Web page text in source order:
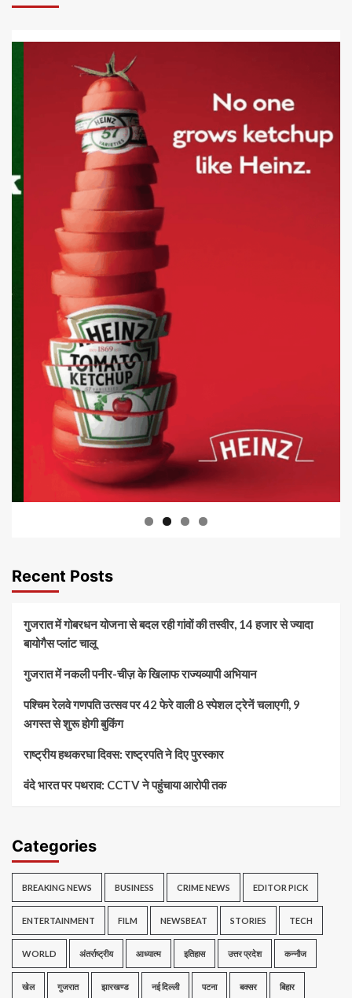
Recent Posts
गुजरात में गोबरधन योजना से बदल रही गांवों की तस्वीर, 14 हजार से ज्यादा
बायोगैस प्लांट चालू
गुजरात में नकली पनीर-चीज़ के खिलाफ राज्यव्यापी अभियान
पश्चिम रेलवे गणपति उत्सव पर 42 फेरे वाली 8 स्पेशल ट्रेनें चलाएगी, 9
अगस्त से शुरू होगी बुकिंग
राष्ट्रीय हथकरघा दिवस: राष्ट्रपति ने दिए पुरस्कार
वंदे भारत पर पथराव: CCTV ने पहुंचाया आरोपी तक
Categories
BREAKING NEWS BUSINESS CRIME NEWS EDITOR PICK
ENTERTAINMENT FILM NEWSBEAT STORIES TECH
WORLD अंतर्राष्ट्रीय आध्यात्म इतिहास उत्तर प्रदेश कन्नौज
खेल गुजरात झारखण्ड नई दिल्ली पटना बक्सर बिहार